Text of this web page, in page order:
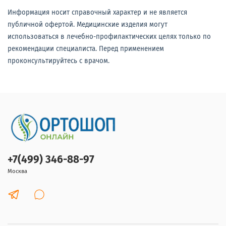
Информация носит справочный характер и не является
публичной офертой. Медицинские изделия могут
использоваться в лечебно-профилактических целях только по
рекомендации специалиста. Перед применением
проконсультируйтесь с врачом.
+7(499) 346-88-97
Москва